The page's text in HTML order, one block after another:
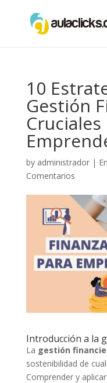
10
Gestión
Cruciales
by administrador|
Comentarios
Introducción a la
La gestión
sostenibilidad de
Comprender y